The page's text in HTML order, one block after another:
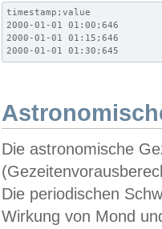
timestamp;value
2000-01-01 01:00;646
2000-01-01 01:15;646
2000-01-01 01:30;645
Die astronomische
Die periodischen
Wirkung von Mond